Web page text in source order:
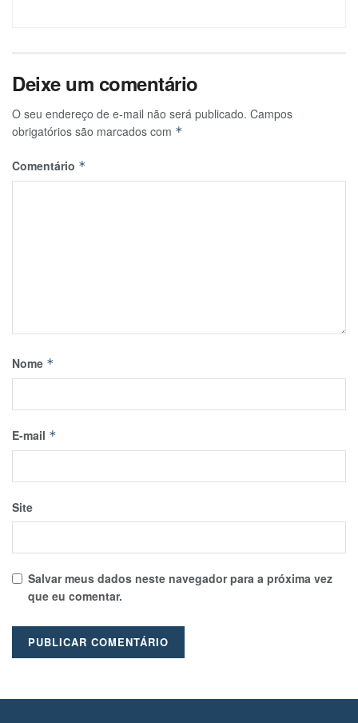
Deixe um comentário
O seu endereço de e-mail não será publicado. Campos
obrigatórios são marcados com *
Comentário *
Nome *
E-mail *
Site
Salvar meus dados neste navegador para a próxima vez
que eu comentar.